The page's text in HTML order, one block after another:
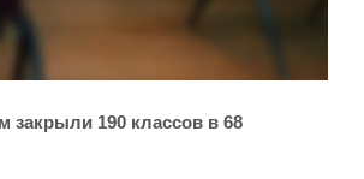
закрыли 190 классов в 68